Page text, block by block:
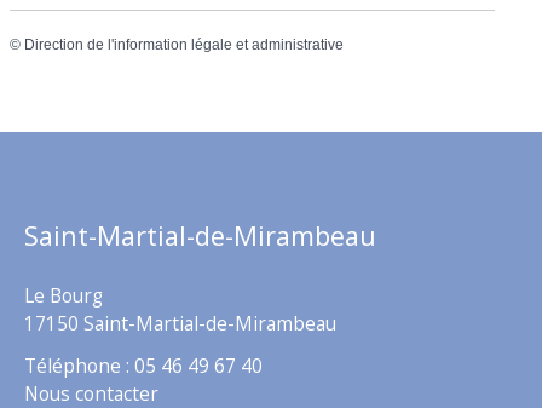
© Direction de l'information légale et administrative
Saint-Martial-de-Mirambeau
Le Bourg
17150 Saint-Martial-de-Mirambeau
Téléphone : 05 46 49 67 40
Nous contacter